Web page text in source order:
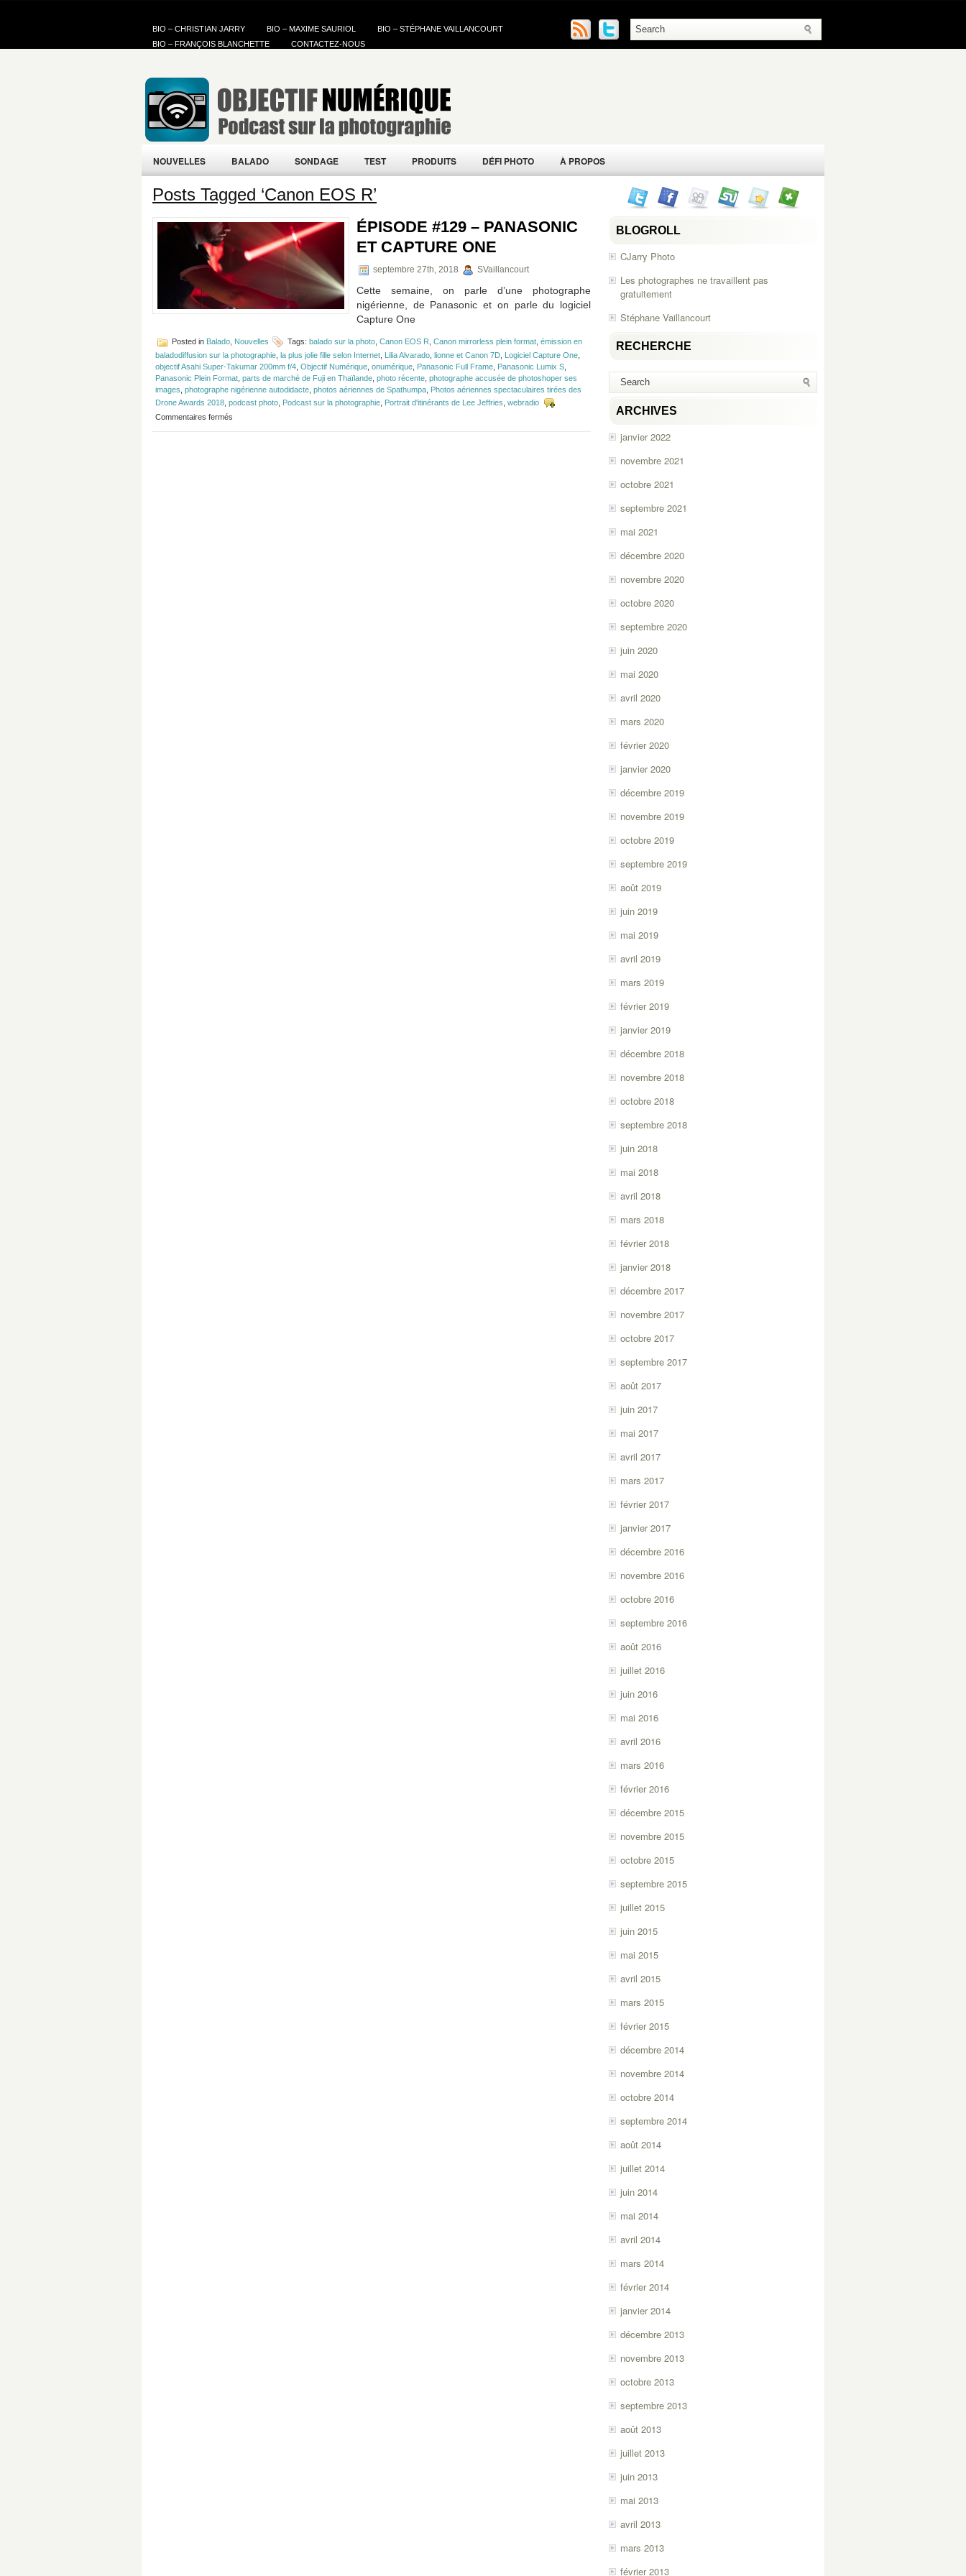
BIO – CHRISTIAN JARRY BIO – MAXIME SAURIOL
BIO – STÉPHANE VAILLANCOURT
BIO – FRANÇOIS BLANCHETTE
CONTACTEZ-NOUS
NOUVELLES BALADO SONDAGE TEST PRODUITS DÉFI PHOTO À PROPOS
Posts Tagged ‘Canon EOS R’
ÉPISODE #129 – PANASONIC
ET CAPTURE ONE
septembre 27th, 2018 SVaillancourt
Cette semaine, on parle d’une photographe
nigérienne, de Panasonic et on parle du logiciel
Capture One
Posted in Balado Nouvelles Tags: balado sur la photo Canon EOS R Canon mirrorless plein format émission en
baladodiffusion sur la photographie la plus jolie fille selon Internet Lilia Alvarado lionne et Canon 7D Logiciel Capture One
objectif Asahi Super-Takumar 200mm f/4 Objectif Numérique onumérique Panasonic Full Frame Panasonic Lumix S
Panasonic Plein Format parts de marché de Fuji en Thaïlande photo récente photographe accusée de photoshoper ses
images photographe nigérienne autodidacte photos aériennes de Spathumpa Photos aériennes spectaculaires tirées des
Drone Awards 2018 podcast photo Podcast sur la photographie Portrait d'itinérants de Lee Jeffries webradio
Commentaires fermés
BLOGROLL
CJarry Photo
Les photographes ne travaillent pas
gratuitement
Stéphane Vaillancourt
RECHERCHE
ARCHIVES
janvier 2022
novembre 2021
octobre 2021
septembre 2021
mai 2021
décembre 2020
novembre 2020
octobre 2020
septembre 2020
juin 2020
mai 2020
avril 2020
mars 2020
février 2020
janvier 2020
décembre 2019
novembre 2019
octobre 2019
septembre 2019
août 2019
juin 2019
mai 2019
avril 2019
mars 2019
février 2019
janvier 2019
décembre 2018
novembre 2018
octobre 2018
septembre 2018
juin 2018
mai 2018
avril 2018
mars 2018
février 2018
janvier 2018
décembre 2017
novembre 2017
octobre 2017
septembre 2017
août 2017
juin 2017
mai 2017
avril 2017
mars 2017
février 2017
janvier 2017
décembre 2016
novembre 2016
octobre 2016
septembre 2016
août 2016
juillet 2016
juin 2016
mai 2016
avril 2016
mars 2016
février 2016
décembre 2015
novembre 2015
octobre 2015
septembre 2015
juillet 2015
juin 2015
mai 2015
avril 2015
mars 2015
février 2015
décembre 2014
novembre 2014
octobre 2014
septembre 2014
août 2014
juillet 2014
juin 2014
mai 2014
avril 2014
mars 2014
février 2014
janvier 2014
décembre 2013
novembre 2013
octobre 2013
septembre 2013
août 2013
juillet 2013
juin 2013
mai 2013
avril 2013
mars 2013
février 2013